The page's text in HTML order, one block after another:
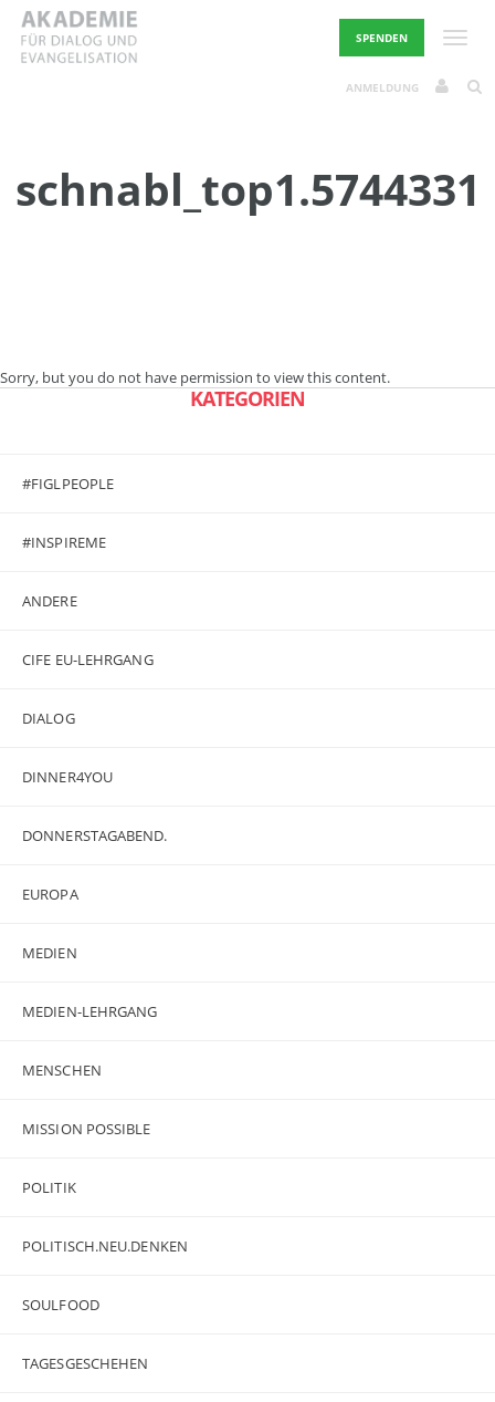
Skip
content
SPENDEN
ANMELDUNG
schnabl_top1.5744331
Sorry, but you do not have permission to view this content.
KATEGORIEN
#FIGLPEOPLE
#INSPIREME
ANDERE
CIFE EU-LEHRGANG
DIALOG
DINNER4YOU
DONNERSTAGABEND.
EUROPA
MEDIEN
MEDIEN-LEHRGANG
MENSCHEN
MISSION POSSIBLE
POLITIK
POLITISCH.NEU.DENKEN
SOULFOOD
TAGESGESCHEHEN